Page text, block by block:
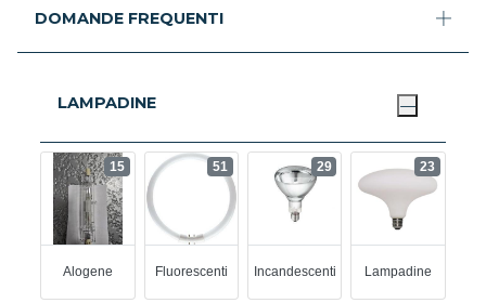
DOMANDE FREQUENTI
LAMPADINE
Alogene
15
Fluorescenti
51
Incandescenti
29
Lampadine
23